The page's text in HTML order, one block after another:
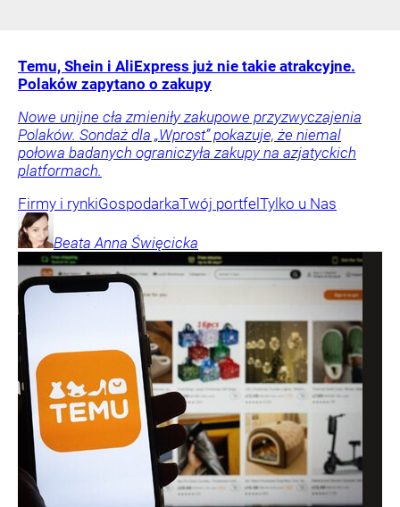
Temu, Shein i AliExpress już nie takie atrakcyjne.
Polaków zapytano o zakupy
Nowe unijne cła zmieniły zakupowe przyzwyczajenia
Polaków. Sondaż dla „Wprost” pokazuje, że niemal
połowa badanych ograniczyła zakupy na azjatyckich
platformach.
Firmy i rynkiGospodarkaTwój portfel Tylko u Nas
Beata Anna Święcicka